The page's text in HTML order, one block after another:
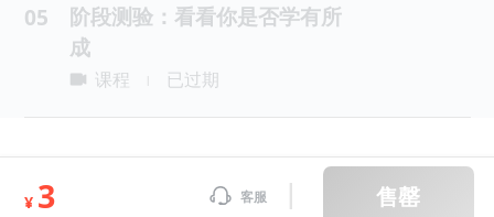
05
阶段测验：看看你是否学有所
成
课程 已过期
¥ 3 客服 售罄